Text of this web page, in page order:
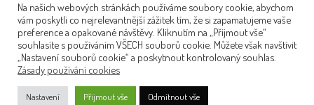
semináře, konferenci, plavbu na lodi a WC kartu. Z peněz
tiskneme odborné publikace pro pacienty.
NEWSLETTER
Na našich webových stránkách používáme soubory cookie, abychom
vám poskytli co nejrelevantnější zážitek tím, že si zapamatujeme vaše
preference a opakované návštěvy. Kliknutím na „Přijmout vše“
souhlasíte s používáním VŠECH souborů cookie. Můžete však navštívit
„Nastavení souborů cookie“ a poskytnout kontrolovaný souhlas.
Zásady používání cookies
Nastavení Přijmout vše Odmítnout vše